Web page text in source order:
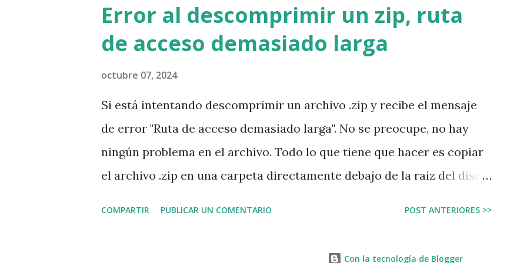
sus propios servicios. ¿Qué tipos de recursos necesita la
organización? Insumos y bienes generales: En la empresa se necesita
papel, bolígrafos, grapas, tinta, café, carpetas, y otros insumos que son
Error al descomprimir un zip, ruta
de acceso demasiado larga
octubre 07, 2024
Si está intentando descomprimir un archivo .zip y recibe el mensaje
de error "Ruta de acceso demasiado larga". No se preocupe, no hay
ningún problema en el archivo. Todo lo que tiene que hacer es copiar
el archivo .zip en una carpeta directamente debajo de la raiz del disco
COMPARTIR PUBLICAR UN COMENTARIO POST ANTERIORES >>
Con la tecnología de Blogger